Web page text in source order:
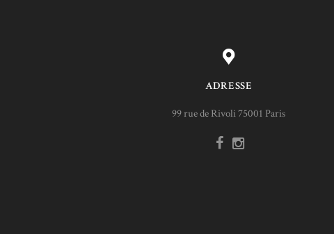
ADRESSE
99 rue de Rivoli 75001 Paris